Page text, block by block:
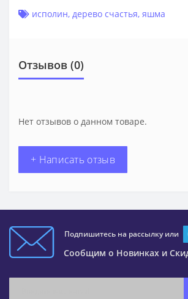
исполин, дерево счастья, яшма
Отзывов (0)
Нет отзывов о данном товаре.
+ Написать отзыв
Подпишитесь на рассылку или
Сообщим о Новинках и